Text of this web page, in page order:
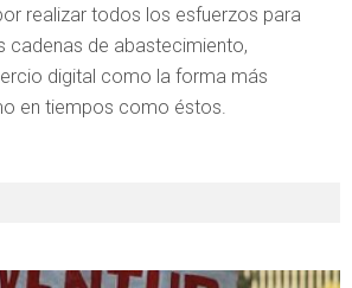
realizar todos los esfuerzos para
cadenas de abastecimiento,
digital como la forma más
en tiempos como éstos.